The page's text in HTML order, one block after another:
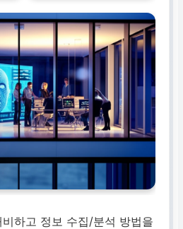
하고 정보 수집/분석 방법을